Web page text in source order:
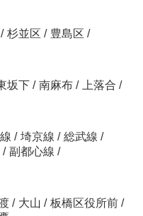
/ 杉並区 / 豊島区 /
坂下 / 南麻布 / 上落合 /
/ 埼京線 / 総武線 /
/ 副都心線 /
/ 大山 / 板橋区役所前 /